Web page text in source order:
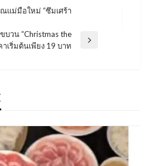
แม่มือใหม่ “ซึมเศร้า
บวน “Christmas the
าเริ่มต้นเพียง 19 บาท